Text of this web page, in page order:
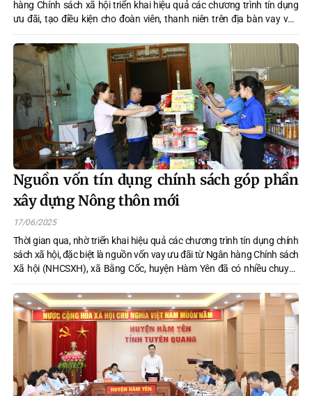
hàng Chính sách xã hội triển khai hiệu quả các chương trình tín dụng
ưu đãi, tạo điều kiện cho đoàn viên, thanh niên trên địa bàn vay vốn
phát triển kinh tế, nâng cao thu nhập và ổn định cuộc sống.
Nguồn vốn tín dụng chính sách góp phần
xây dựng Nông thôn mới
17/06/2025
Thời gian qua, nhờ triển khai hiệu quả các chương trình tín dụng chính
sách xã hội, đặc biệt là nguồn vốn vay ưu đãi từ Ngân hàng Chính sách
Xã hội (NHCSXH), xã Bằng Cốc, huyện Hàm Yên đã có nhiều chuyển
biến tích cực trong quá trình xây dựng nông thôn mới.